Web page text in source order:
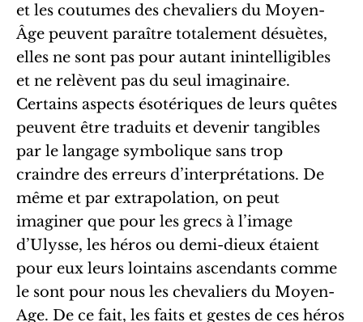
et les coutumes des chevaliers du Moyen-
Âge peuvent paraître totalement désuètes,
elles ne sont pas pour autant inintelligibles
et ne relèvent pas du seul imaginaire.
Certains aspects ésotériques de leurs quêtes
peuvent être traduits et devenir tangibles
par le langage symbolique sans trop
craindre des erreurs d’interprétations. De
même et par extrapolation, on peut
imaginer que pour les grecs à l’image
d’Ulysse, les héros ou demi-dieux étaient
pour eux leurs lointains ascendants comme
le sont pour nous les chevaliers du Moyen-
Age. De ce fait, les faits et gestes de ces héros